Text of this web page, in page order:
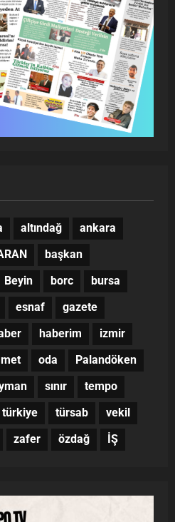
altındağ
ankara
başkan
Beyin borc
bursa
esnaf
gazete
haberim
izmir
oda
Palandöken
sınır
tempo
türkiye türsab
vekil
zafer özdağ İŞ